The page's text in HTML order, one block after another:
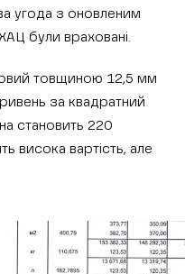
угода з оновленим
були враховані.
товщиною 12,5 мм
за квадратний
становить 220
висока вартість, але